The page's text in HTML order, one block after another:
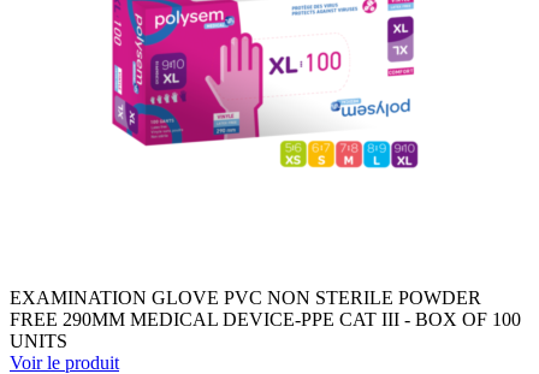
EXAMINATION GLOVE PVC NON STERILE POWDER
FREE 290MM MEDICAL DEVICE-PPE CAT III - BOX OF 100
UNITS
Voir le produit